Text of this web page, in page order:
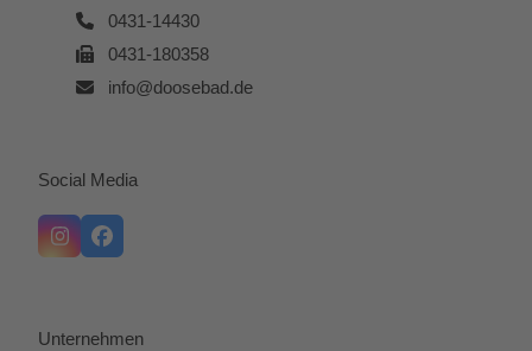
0431-14430
0431-180358
info@doosebad.de
Social Media
InstagramFacebook
Unternehmen